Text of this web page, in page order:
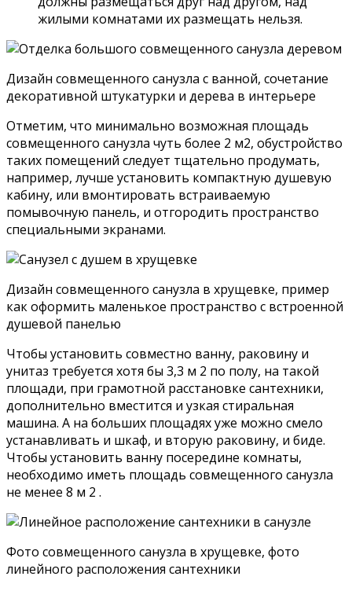
Панели ПВХ
Отделка совмещенного санузла пластиковыми
недорогих и востребованных вариантов сделать
ремонт в санузле своими руками. Но нельзя не
подчеркнуть, что и без того малогабаритные
помещения, при монтаже панелей теряют по 50-100
мм с каждой стороны. Но при этом материал легкий,
прост в монтаже, не боится плесени и грибка, и не
требует никакой дополнительной финишной
отделки, благодаря чему панели ПВХ занимают
лидирующие позиции среди материалов для
бюджетного ремонта.
Фото совмещенного санузла в хрущевке, песочные
тона отделки зрительно увеличивают комнату
На узкие стены панели рекомендуются крепить
горизонтально, чтобы визуально раздвинуть
границы помещения, для усиления эффекта можно
использовать глянцевые текстуры.
На глянцевых поверхностях загрязнения от
воды и пены бросаются в глаза, на матовых
панелях такие огрехи менее заметны.
Глянец моют только щадящими
растворами, его нельзя тереть абразивами,
так как на нем видны даже
микроцарапины.